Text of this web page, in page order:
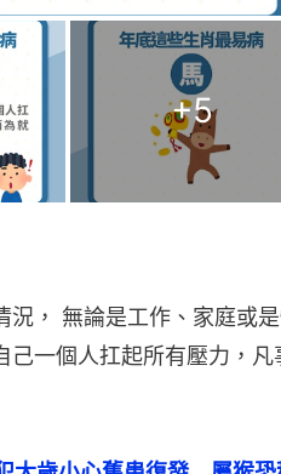
+5
況， 無論是工作、家庭或
己一個人扛起所有壓力，凡